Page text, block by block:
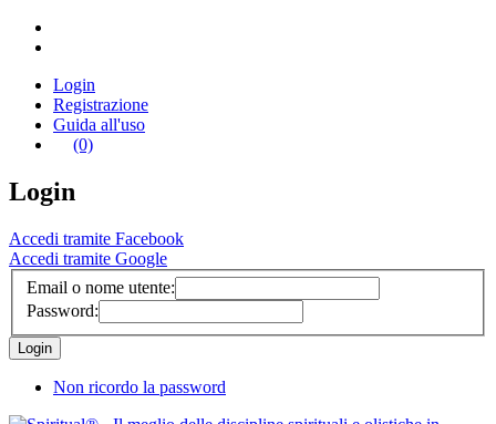
Login
Registrazione
Guida all'uso
(0)
Login
Accedi tramite Facebook
Accedi tramite Google
Email o nome utente:
Password:
Non ricordo la password